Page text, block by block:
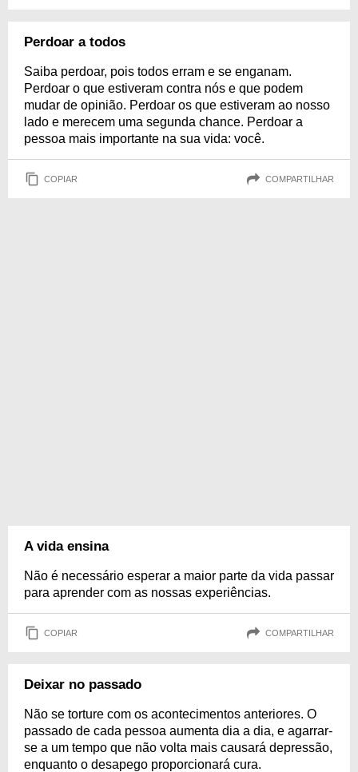
Perdoar a todos
Saiba perdoar, pois todos erram e se enganam.
Perdoar o que estiveram contra nós e que podem
mudar de opinião. Perdoar os que estiveram ao nosso
lado e merecem uma segunda chance. Perdoar a
pessoa mais importante na sua vida: você.
COPIAR COMPARTILHAR
A vida ensina
Não é necessário esperar a maior parte da vida passar
para aprender com as nossas experiências.
COPIAR COMPARTILHAR
Deixar no passado
Não se torture com os acontecimentos anteriores. O
passado de cada pessoa aumenta dia a dia, e agarrar-
se a um tempo que não volta mais causará depressão,
enquanto o desapego proporcionará cura.